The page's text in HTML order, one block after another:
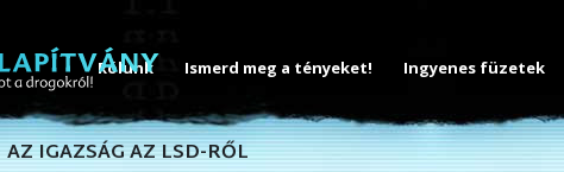
Rólunk Ismerd meg a tényeket! Ingyenes füzetek
AZ IGAZSÁG AZ LSD-RŐL